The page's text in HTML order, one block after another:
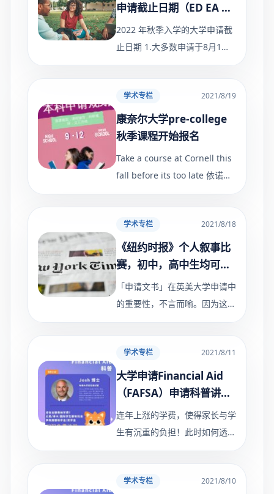
申请截止日期（ED EA RD
Rolling）
2022 年秋季入学的大学申请截
止日期 1.大多数申请于8月1日
向 申请 2022 年秋季入学的学
在 11 月和 2 月之间。 3.提前录
取截止日期（EA）意味着在11
年级结束时
学术专栏 2021/8/19
康奈尔大学pre-college
秋季课程开始报名
Take a course at Cornell this
fall before its too late 依诺教
育为高中生提供雄鹰少年计划，
背景提升及学术竞赛等多个项
目。以下为康奈尔大学秋季预科
班，感兴趣可以
学术专栏 2021/8/18
《纽约时报》个人叙事比
赛，初中，高中生均可参
加！藤校申请的制胜法宝
「申请文书」在英美大学申请中
的重要性，不言而喻。因为这是
GPA、标化等硬指标外，让大学
有限的字数范围内，吸引到招生
官，并最大化地展示出独特的
学术专栏 2021/8/11
大学申请Financial Aid
（FAFSA）申请科普讲座
大全
连年上涨的学费，使得家长与学
生有沉重的负担！此时如何透过
学费补助(Financial Aid)或奖学
力就格外重要了。 依诺教育顾
学术专栏 2021/8/10